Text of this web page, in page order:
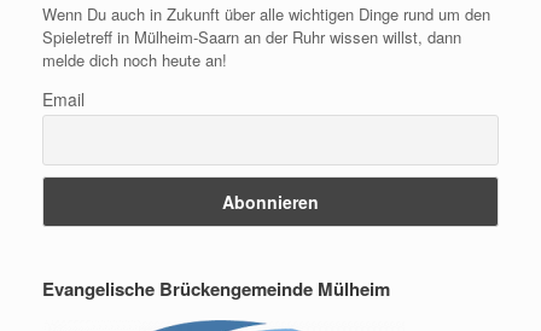
Wenn Du auch in Zukunft über alle wichtigen Dinge rund um den
Spieletreff in Mülheim-Saarn an der Ruhr wissen willst, dann
melde dich noch heute an!
Email
Evangelische Brückengemeinde Mülheim